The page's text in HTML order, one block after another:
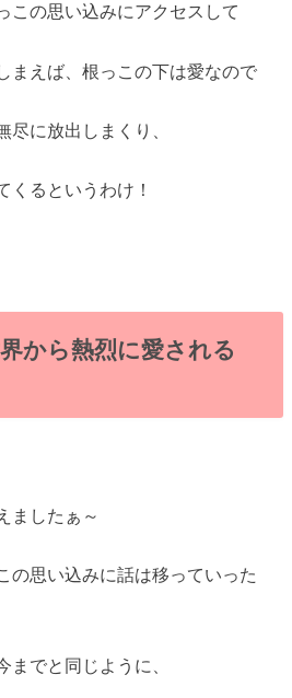
この思い込みにアクセスして
まえば、根っこの下は愛なので
尽に放出しまくり、
くるというわけ！
から熱烈に愛される
ましたぁ～
の思い込みに話は移っていった
までと同じように、